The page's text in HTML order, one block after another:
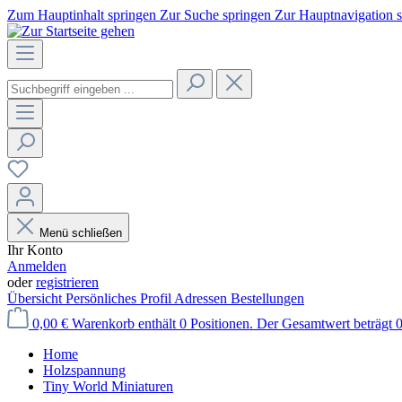
Zum Hauptinhalt springen Zur Suche springen Zur Hauptnavigation
Menü schließen
Ihr Konto
Anmelden
oderregistrieren
Übersicht Persönliches Profil Adressen Bestellungen
0,00 € Warenkorb enthält 0 Positionen. Der Gesamtwert beträgt
Home
Holzspannung
Tiny World Miniaturen